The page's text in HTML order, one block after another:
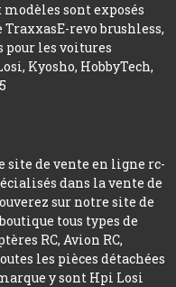
sont exposés
TraxxasE-revo brushless,
pour les voitures
Kyosho, HobbyTech,
site de vente en ligne rc-
dans la vente de
sur notre site de
tous types de
RC, Avion RC,
les pièces détachées
y sont Hpi Losi